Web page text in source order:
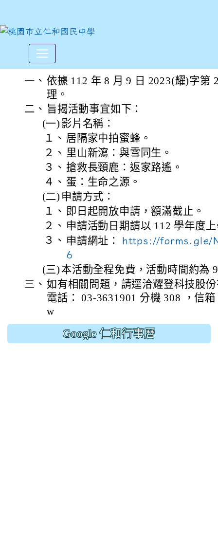
耀登集團特與台灣野望自然
一、 依據 112 年 8 月 9 日 2023(耀)字第
理。
二、 旨揭活動事宜如下：
(一) 影片名稱：
１、 居隔家中拍蜜蜂。
２、 里山新瀉：與雪同生。
３、 搶救長頸鹿：返家路遙。
４、 蛋：生命之源。
(二) 申請方式：
１、 即日起開放申請，額滿截止。
２、 申請活動日期請以 112 學年度
３、 申請網址： https://forms.gle/
6
(三) 本活動全程免費，活動時間約為
三、 如有相關問題，請逕洽耀登科技股
電話： 03-3631901 分機 308 ，信箱
w
Google 仁和行事曆